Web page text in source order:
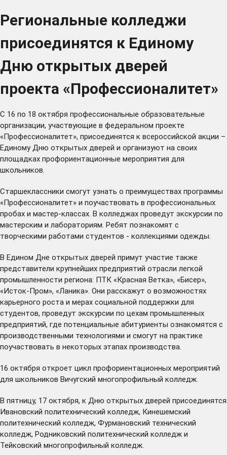
Региональные колледжи
присоединятся к Единому
Дню открытых дверей
проекта «Профессионалитет»
С 16 по 18 октября профессиональные образовательные
организации, участвующие в федеральном проекте
«Профессионалитет», присоединятся к всероссийской акции –
Единому Дню открытых дверей и организуют на своих
площадках профориентационные мероприятия для
школьников.
Старшеклассники смогут узнать о преимуществах программы
«Профессионалитет» и поучаствовать в профессиональных
пробах и мастер-классах. В колледжах проведут экскурсии по
мастерским и лабораториям. Ребят познакомят с
творческими работами студентов - коллекциями одежды.
В Едином Дне открытых дверей примут участие также
представители крупнейших предприятий отрасли легкой
промышленности региона: ПТК «Красная Ветка», «Бисер»,
«Исток-Пром», «Ланика». Они расскажут о возможностях
карьерного роста и мерах социальной поддержки для
студентов, проведут экскурсии по цехам промышленных
предприятий, где потенциальные абитуриенты ознакомятся с
производственными технологиями и смогут на практике
поучаствовать в некоторых этапах производства.
16 октября откроет цикл профориентационных мероприятий
для школьников Вичугский многопрофильный колледж.
В пятницу, 17 октября, к Дню открытых дверей присоединятся
Ивановский политехнический колледж, Кинешемский
политехнический колледж, Фурмановский технический
колледж, Родниковский политехнический колледж и
Тейковский многопрофильный колледж.